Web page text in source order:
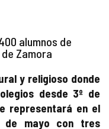
alumnos de
Zamora
y religioso donde
desde 3º de
representará en el
de mayo con tres